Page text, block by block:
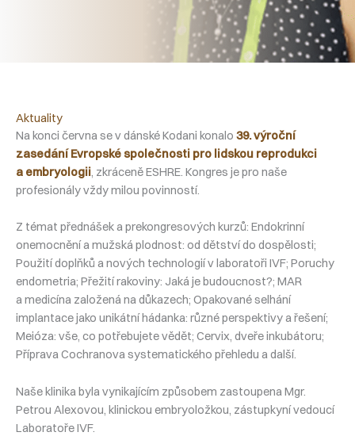
Aktuality
Na konci června se v dánské Kodani konalo 39. výroční
zasedání Evropské společnosti pro lidskou reprodukci
a embryologii, zkráceně ESHRE. Kongres je pro naše
profesionály vždy milou povinností.
Z témat přednášek a prekongresových kurzů: Endokrinní
onemocnění a mužská plodnost: od dětství do dospělosti;
Použití doplňků a nových technologií v laboratoři IVF; Poruchy
endometria; Přežití rakoviny: Jaká je budoucnost?; MAR
a medicína založená na důkazech; Opakované selhání
implantace jako unikátní hádanka: různé perspektivy a řešení;
Meióza: vše, co potřebujete vědět; Cervix, dveře inkubátoru;
Příprava Cochranova systematického přehledu a další.
Naše klinika byla vynikajícím způsobem zastoupena Mgr.
Petrou Alexovou, klinickou embryoložkou, zástupkyní vedoucí
Laboratoře IVF.